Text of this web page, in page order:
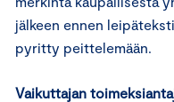
jälkeen ennen
pyritty peittelemään.
Vaikuttajan